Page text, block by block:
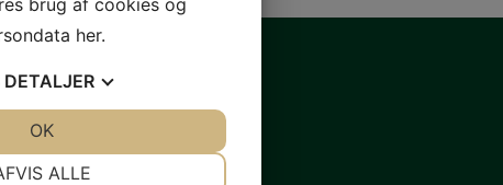
brug af cookies og
her.
DETALJER
ALLE
OK